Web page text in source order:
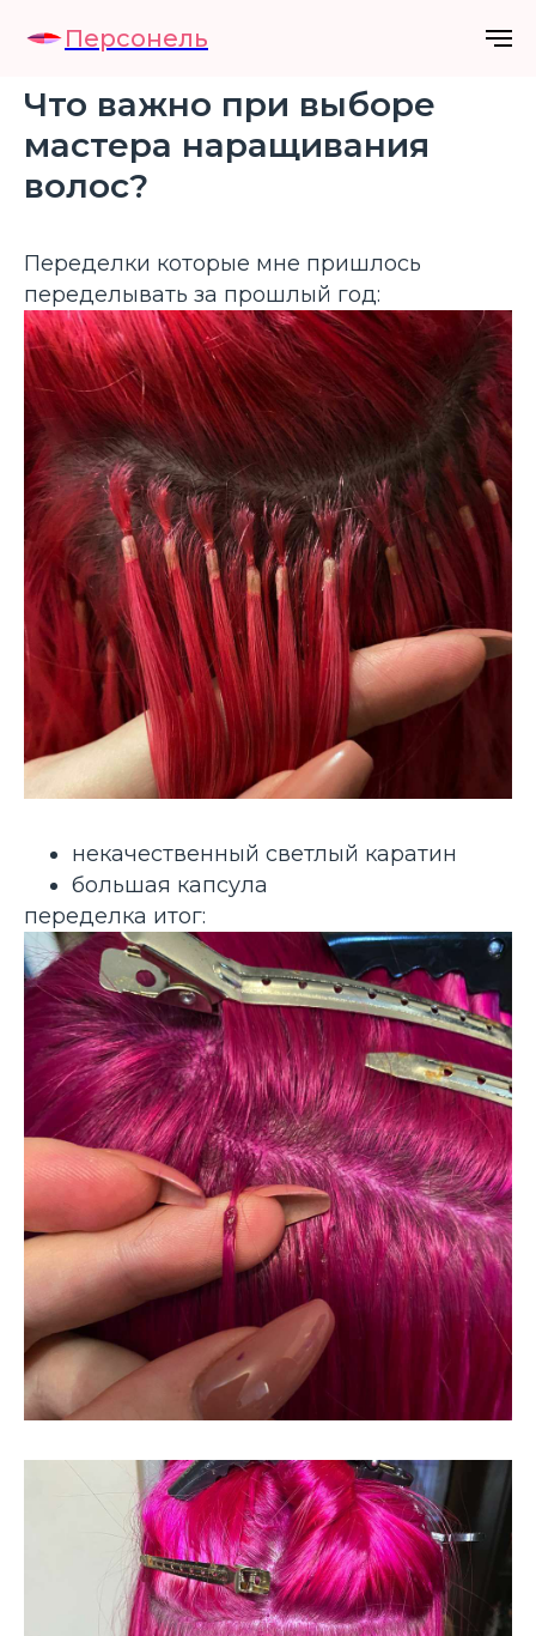
Персонель
Что важно при выборе
мастера наращивания
волос?
Переделки которые мне пришлось
переделывать за прошлый год:
некачественный светлый каратин
большая капсула
переделка итог: